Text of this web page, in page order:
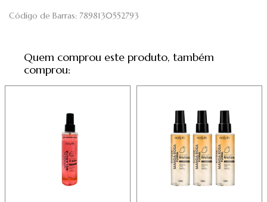
Código de Barras: 7898130552793
Quem comprou este produto, também
comprou: